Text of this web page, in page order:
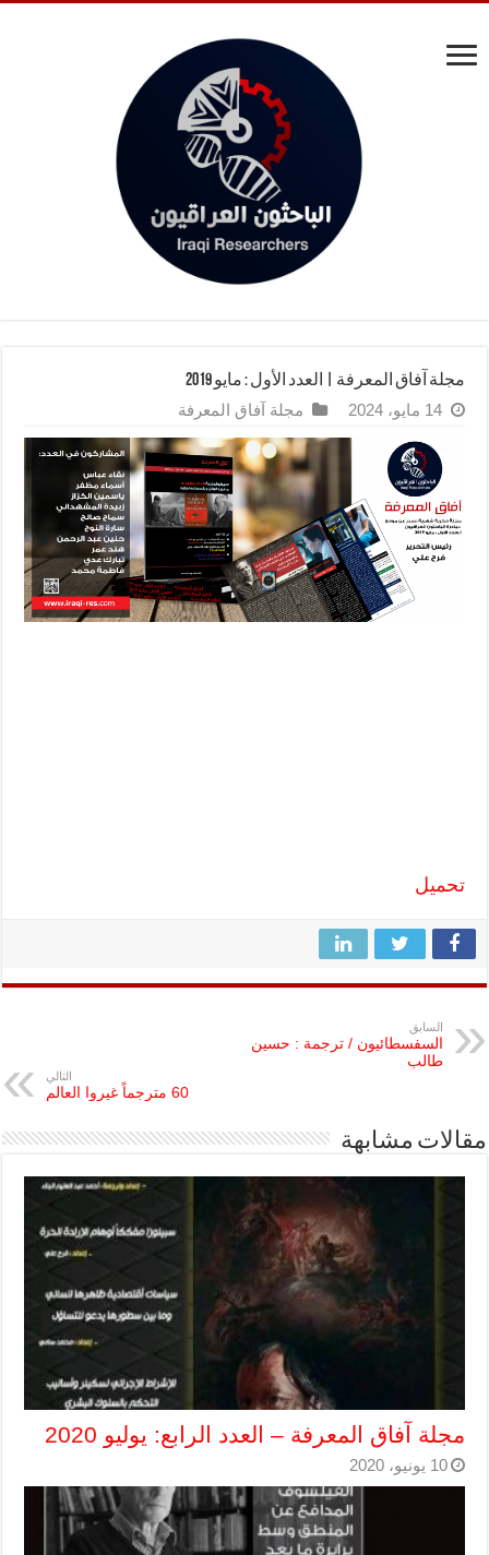
مجلة آفاق المعرفة | العدد الأول : مايو 2019
14 مايو، 2024 مجلة آفاق المعرفة
تحميل
السابق
السفسطائيون / ترجمة : حسين
طالب
التالي
60 مترجماً غيروا العالم
مقالات مشابهة
مجلة آفاق المعرفة – العدد الرابع: يوليو 2020
10 يونيو، 2020